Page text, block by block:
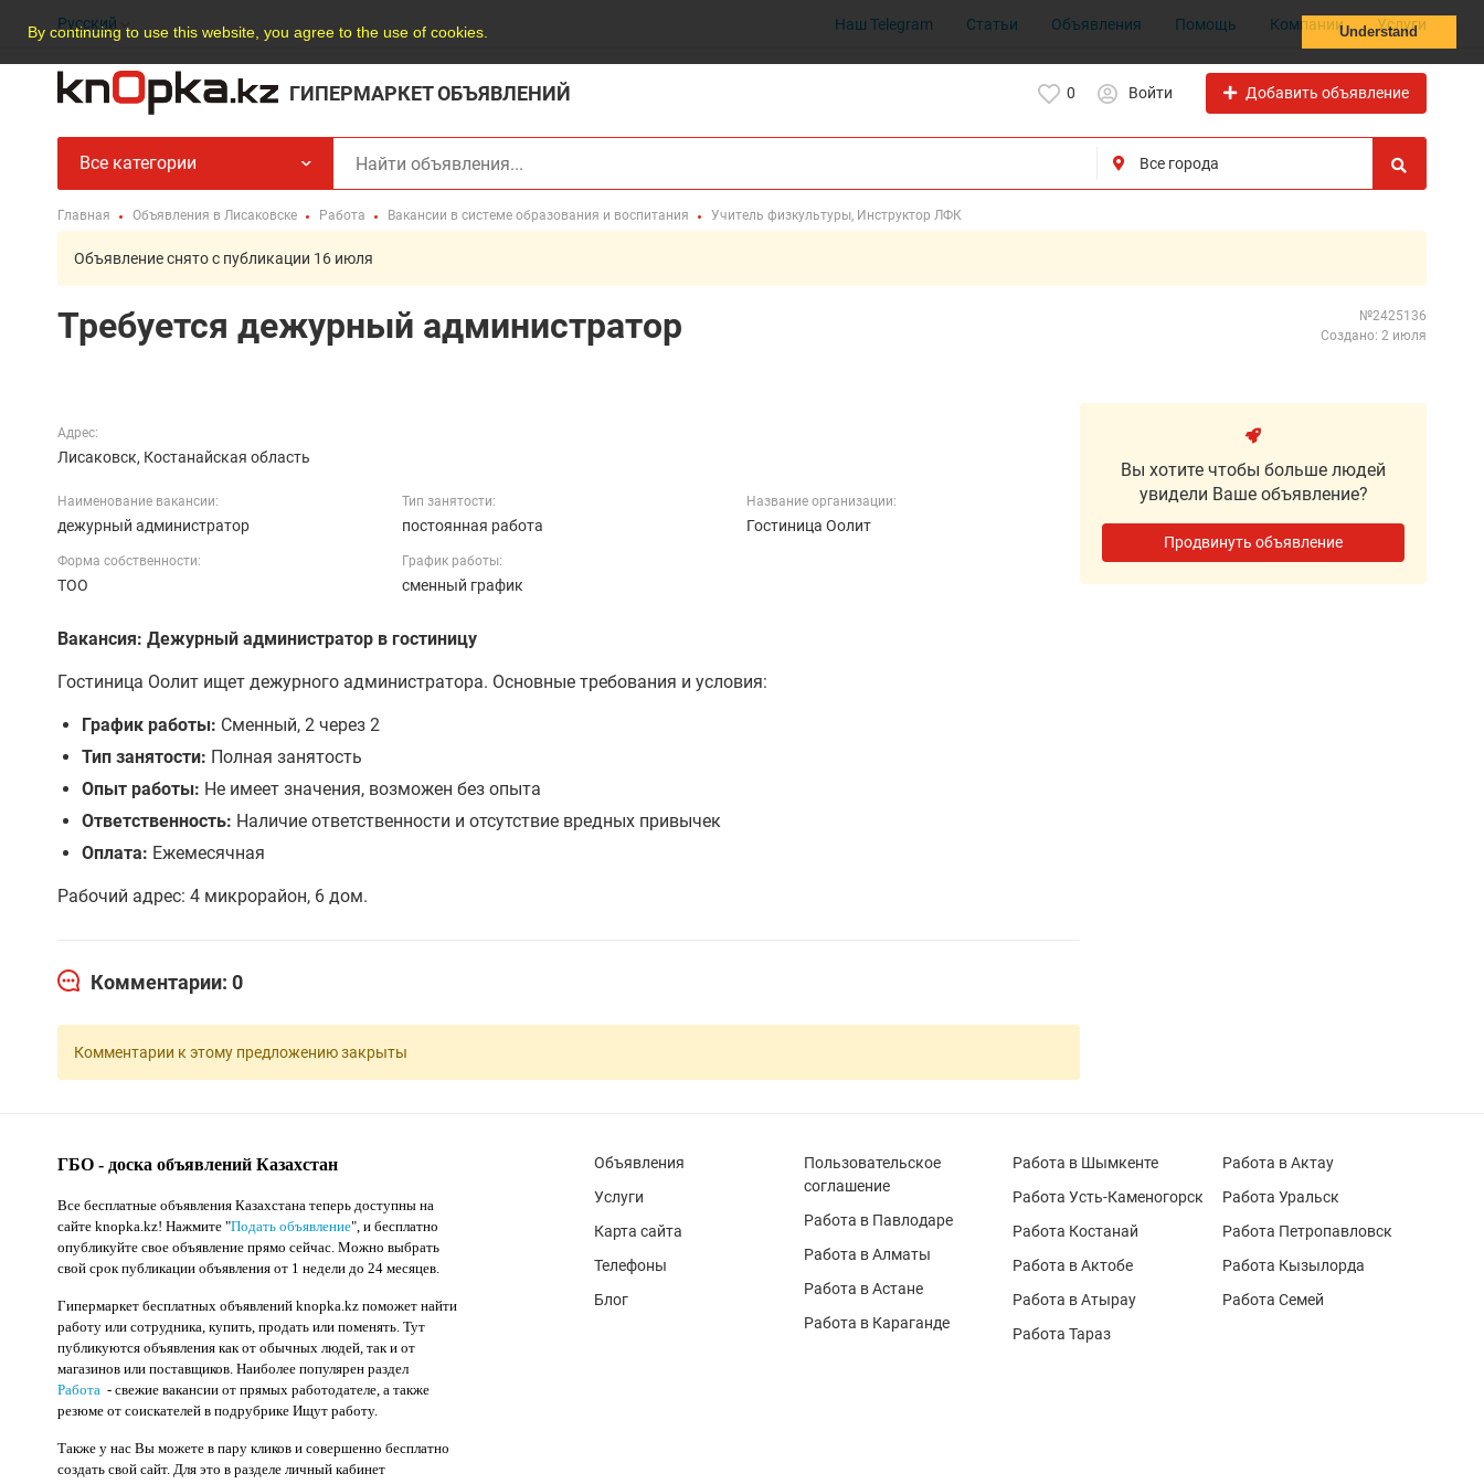
By continuing to use this website, you agree to the use of cookies. Understand
Русский Наш Telegram Статьи Объявления Помощь Компании Услуги
ГИПЕРМАРКЕТ ОБЪЯВЛЕНИЙ 0 Войти Добавить объявление
Все категории
Главная Объявления в Лисаковске Работа Вакансии в системе образования и воспитания Учитель физкультуры, Инструктор ЛФК
Объявление снято с публикации 16 июля
Требуется дежурный администратор
№2425136
Создано: 2 июля
Адрес:
Лисаковск, Костанайская область
Наименование вакансии:
дежурный администратор
Тип занятости:
постоянная работа
Название организации:
Гостиница Оолит
Форма собственности:
ТОО
График работы:
сменный график
Вакансия: Дежурный администратор в гостиницу
Гостиница Оолит ищет дежурного администратора. Основные требования и условия:
График работы: Сменный, 2 через 2
Тип занятости: Полная занятость
Опыт работы: Не имеет значения, возможен без опыта
Ответственность: Наличие ответственности и отсутствие вредных привычек
Оплата: Ежемесячная
Рабочий адрес: 4 микрорайон, 6 дом.
Комментарии: 0
Комментарии к этому предложению закрыты
Вы хотите чтобы больше людей
увидели Ваше объявление?
Продвинуть объявление
ГБО - доска объявлений Казахстан
Все бесплатные объявления Казахстана теперь доступны на
сайте knopka.kz! Нажмите "Подать объявление", и бесплатно
опубликуйте свое объявление прямо сейчас. Можно выбрать
свой срок публикации объявления от 1 недели до 24 месяцев.
Гипермаркет бесплатных объявлений knopka.kz поможет найти
работу или сотрудника, купить, продать или поменять. Тут
публикуются объявления как от обычных людей, так и от
магазинов или поставщиков. Наиболее популярен раздел
Работа - свежие вакансии от прямых работодателе, а также
резюме от соискателей в подрубрике Ищут работу.
Также у нас Вы можете в пару кликов и совершенно бесплатно
создать свой сайт. Для это в разделе личный кабинет
Объявления
Услуги
Карта сайта
Телефоны
Блог
Пользовательское
соглашение
Работа в Павлодаре
Работа в Алматы
Работа в Астане
Работа в Караганде
Работа в Шымкенте
Работа Усть-Каменогорск
Работа Костанай
Работа в Актобе
Работа в Атырау
Работа Тараз
Работа в Актау
Работа Уральск
Работа Петропавловск
Работа Кызылорда
Работа Семей